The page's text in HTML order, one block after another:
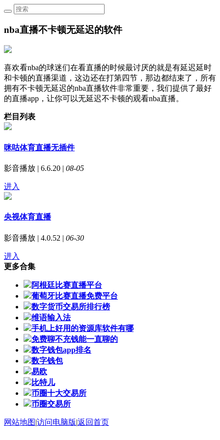
nba直播不卡顿无延迟的软件
喜欢看nba的球迷们在看直播的时候最讨厌的就是有延迟延时
和卡顿的直播渠道，这边还在打第四节，那边都结束了，所有
拥有不卡顿无延迟的nba直播软件非常重要，我们提供了最好
的直播app，让你可以无延迟不卡顿的观看nba直播。
栏目列表
咪咕体育直播无插件
影音播放 | 6.6.20 | 08-05
进入
央视体育直播
影音播放 | 4.0.52 | 06-30
进入
更多合集
阿根廷比赛直播平台
葡萄牙比赛直播免费平台
数字货币交易所排行榜
维语输入法
手机上好用的资源库软件有哪
免费聊不充钱能一直聊的
数字钱包app排名
数字钱包
易欧
比特儿
币圈十大交易所
币圈交易所
网站地图|访问电脑版|返回首页